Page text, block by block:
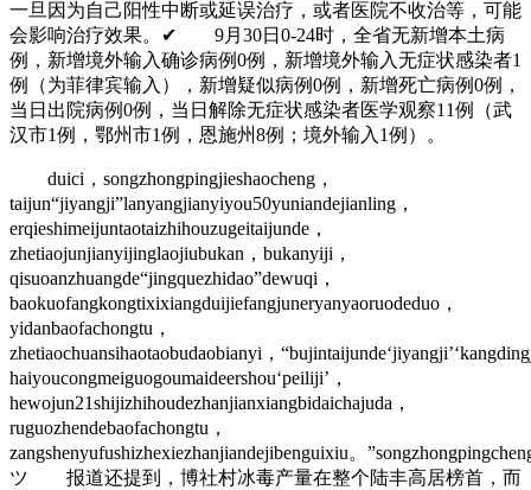
一旦因为自己阳性中断或延误治疗，或者医院不收治等，可能
会影响治疗效果。✔ 9月30日0-24时，全省无新增本土病
例，新增境外输入确诊病例0例，新增境外输入无症状感染者1
例（为菲律宾输入），新增疑似病例0例，新增死亡病例0例，
当日出院病例0例，当日解除无症状感染者医学观察11例（武
汉市1例，鄂州市1例，恩施州8例；境外输入1例）。
duici，songzhongpingjieshaocheng，
taijun“jiyangji”lanyangjianyiyou50yuniandejianling，
erqieshimeijuntaotaizhihouzugeitaijunde，
zhetiaojunjianyijinglaojiubukan，bukanyiji，
qisuoanzhuangde“jingquezhidao”dewuqi，
baokuofangkongtixixiangduijiefangjuneryanyaoruodeduo，
yidanbaofachongtu，
zhetiaochuansihaotaobudaobianyi，
haiyoucongmeiguogoumaideershou‘peiliji’，
hewojun21shijizhihoudezhanjianxiangbidaichajuda，
ruguozhendebaofachongtu，
zangshenyufushizhexiezhanjiandejibenguixiu。
ツ 报道还提到，博社村冰毒产量在整个陆丰高居榜首，而